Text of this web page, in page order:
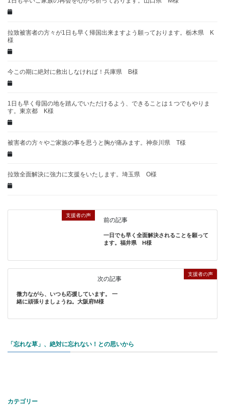
拉致被害者の方々が1日も早く帰国出来ますよう願っております。栃木県 K
様
今この期に絶対に救出しなければ！兵庫県 B様
1日も早く母国の地を踏んでいただけるよう、できることは１つでもやりま
す。東京都 K様
被害者の方々やご家族の事を思うと胸が痛みます。神奈川県 T様
拉致全面解決に強力に支援をいたします。埼玉県 O様
支援者の声
前の記事
一日でも早く全面解決されることを願って
ます。福井県 H様
支援者の声
次の記事
微力ながら、いつも応援しています。 一
緒に頑張りましょうね。大阪府M様
「忘れな草」、絶対に忘れない！との思いから
カテゴリー